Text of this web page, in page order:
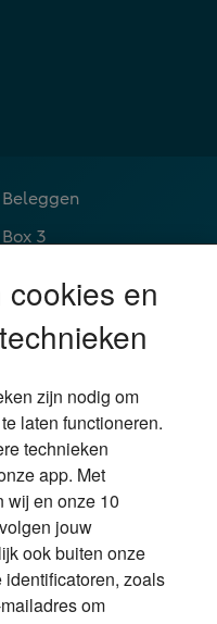
Beleggen
Box 3
Nalatenschap
Schenken
Financial Focus
Specialisten
Financial Focus
magazine
The Exit Years
Contact
en
zijn nodig om
laten functioneren.
technieken
app. Met
wij en onze 10
jouw
ook buiten onze
zoals
om